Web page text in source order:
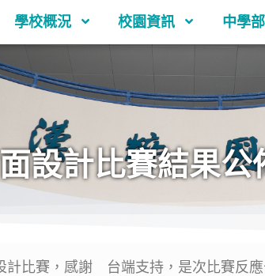
學校概況 校園資訊 中學部
設計比賽結果公
比賽，感謝 台端支持，是次比賽反應